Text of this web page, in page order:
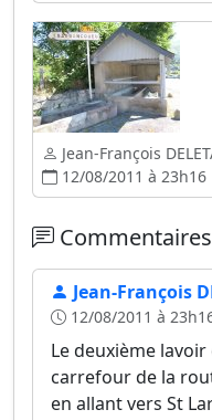
Jean-François
12/08/2011 à 23h16
Jean-François
12/08/2011 à
Le deuxième
carrefour de la
en allant vers St